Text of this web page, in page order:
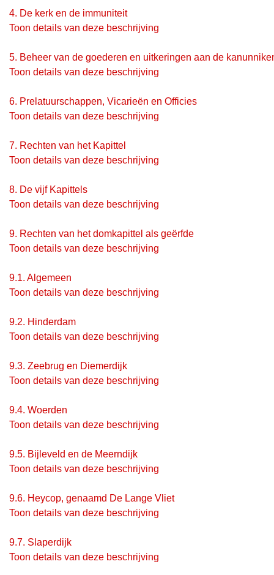
4. De kerk en de immuniteit
Toon details van deze beschrijving
5. Beheer van de goederen en uitkeringen aan de
Toon details van deze beschrijving
6. Prelatuurschappen, Vicarieën en Officies
Toon details van deze beschrijving
7. Rechten van het Kapittel
Toon details van deze beschrijving
8. De vijf Kapittels
Toon details van deze beschrijving
9. Rechten van het domkapittel als geërfde
Toon details van deze beschrijving
9.1. Algemeen
Toon details van deze beschrijving
9.2. Hinderdam
Toon details van deze beschrijving
9.3. Zeebrug en Diemerdijk
Toon details van deze beschrijving
9.4. Woerden
Toon details van deze beschrijving
9.5. Bijleveld en de Meerndijk
Toon details van deze beschrijving
9.6. Heycop, genaamd De Lange Vliet
Toon details van deze beschrijving
9.7. Slaperdijk
Toon details van deze beschrijving